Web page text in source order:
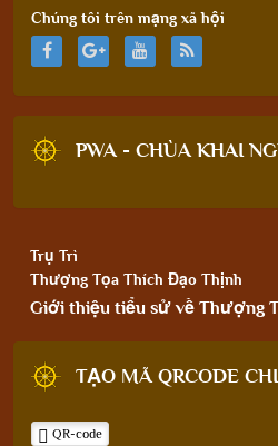
Chúng tôi trên mạng xã hội
PWA - CHÙA KHAI
Trụ Trì
Thượng Tọa Thích Đạo Thịnh
Giới thiệu tiểu sử về Thượng
TẠO MÃ QRCODE
QR-code